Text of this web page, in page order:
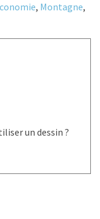
, Montagne,
un dessin ?